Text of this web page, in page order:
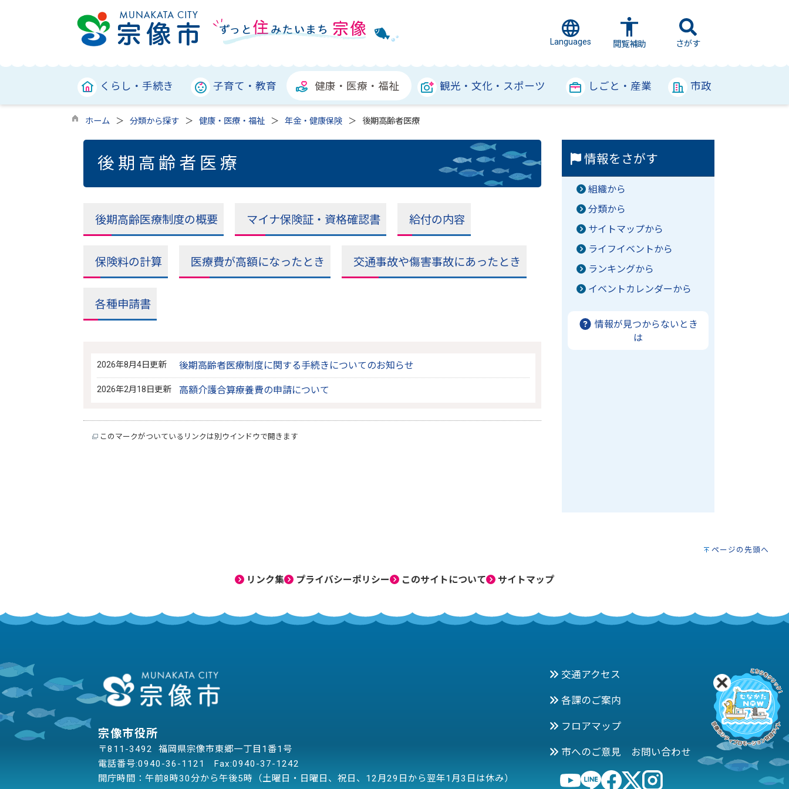
Languages 閲覧補助 さがす
くらし・手続き 子育て・教育 健康・医療・福祉 観光・文化・スポーツ しごと・産業 市政
ホーム 分類から探す 健康・医療・福祉 年金・健康保険 後期高齢者医療
後期高齢者医療
後期高齢医療制度の概要 マイナ保険証・資格確認書 給付の内容
保険料の計算 医療費が高額になったとき 交通事故や傷害事故にあったとき
各種申請書
2026年8月4日更新 後期高齢者医療制度に関する手続きについてのお知らせ
2026年2月18日更新 高額介護合算療養費の申請について
このマークがついているリンクは別ウインドウで開きます
情報をさがす
組織から
分類から
サイトマップから
ライフイベントから
ランキングから
イベントカレンダーから
情報が見つからないとき
は
ページの先頭へ
リンク集 プライバシーポリシー このサイトについて サイトマップ
宗像市役所
〒811-3492 福岡県宗像市東郷一丁目1番1号
電話番号:0940-36-1121
Fax:0940-37-1242
開庁時間：午前8時30分から午後5時（土曜日・日曜日、祝日、12月29日から翌年1月3日は休み）
交通アクセス
各課のご案内
フロアマップ
市へのご意見 お問い合わせ